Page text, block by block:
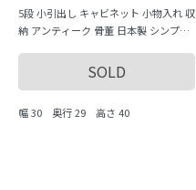
5段 小引出し キャビネット 小物入れ 収
納 アンティーク 骨董 日本製 シンプル
SOLD
幅 30 奥行 29 高さ 40